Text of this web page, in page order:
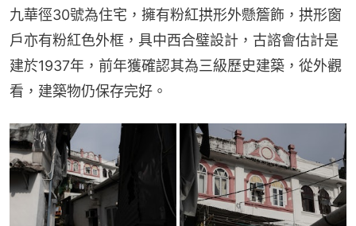
九華徑30號為住宅，擁有粉紅拱形外懸簷飾，拱形窗
戶亦有粉紅色外框，具中西合璧設計，古諮會估計是
建於1937年，前年獲確認其為三級歷史建築，從外觀
看，建築物仍保存完好。